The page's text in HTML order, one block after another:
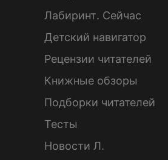
Лабиринт. Сейчас
Детский навигатор
Рецензии читателей
Книжные обзоры
Подборки читателей
Тесты
Новости Л.